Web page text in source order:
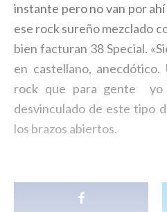
instante pero no van por
ese rock sureño mezclado
bien facturan 38 Special.
en castellano,
rock que para gente yo
desvinculado de este tipo
los brazos abiertos.